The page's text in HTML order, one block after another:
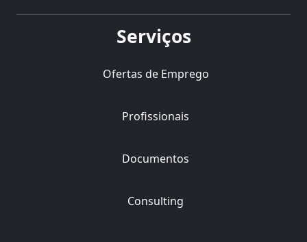
Serviços
Ofertas de Emprego
Profissionais
Documentos
Consulting